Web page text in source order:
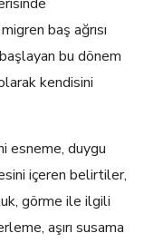
baş ağrısı
bu dönem
kendisini
esneme, duygu
içeren belirtiler,
görme ile ilgili
aşırı susama